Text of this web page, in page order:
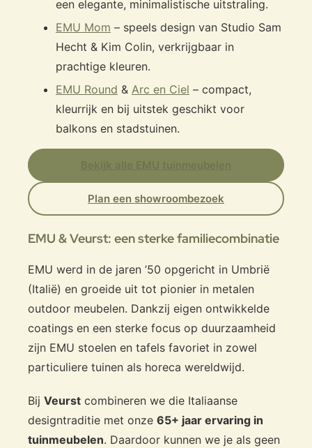
een elegante, minimalistische uitstraling.
EMU Mom – speels design van Studio Sam
Hecht & Kim Colin, verkrijgbaar in
prachtige kleuren.
EMU Round & Arc en Ciel – compact,
kleurrijk en bij uitstek geschikt voor
balkons en stadstuinen.
Plan een showroombezoek
EMU & Veurst: een sterke familiecombinatie
EMU werd in de jaren ’50 opgericht in Umbrië
(Italië) en groeide uit tot pionier in metalen
outdoor meubelen. Dankzij eigen ontwikkelde
coatings en een sterke focus op duurzaamheid
zijn EMU stoelen en tafels favoriet in zowel
particuliere tuinen als horeca wereldwijd.
Bij Veurst combineren we die Italiaanse
designtraditie met onze 65+ jaar ervaring in
tuinmeubelen. Daardoor kunnen we je als geen